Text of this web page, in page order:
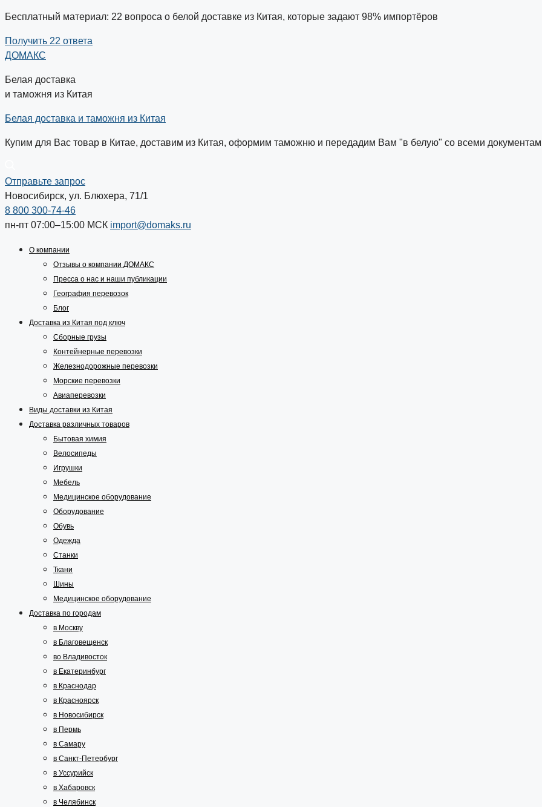
Бесплатный материал: 22 вопроса о белой доставке из Китая, которые задают 98% импортёров
Получить 22 ответа
ДОМАКС
Белая доставка
и таможня из Китая
Белая доставка и таможня из Китая
Купим для Вас товар в Китае, доставим из Китая, оформим таможню и передадим Вам "в белую" со всеми
Отправьте запрос
Новосибирск, ул. Блюхера, 71/1
8 800 300-74-46
пн-пт 07:00–15:00 МСК import@domaks.ru
О компании
Отзывы о компании ДОМАКС
Пресса о нас и наши публикации
География перевозок
Блог
Доставка из Китая под ключ
Сборные грузы
Контейнерные перевозки
Железнодорожные перевозки
Морские перевозки
Авиаперевозки
Виды доставки из Китая
Доставка различных товаров
Бытовая химия
Велосипеды
Игрушки
Мебель
Медицинское оборудование
Оборудование
Обувь
Одежда
Станки
Ткани
Шины
Медицинское оборудование
Доставка по городам
в Москву
в Благовещенск
во Владивосток
в Екатеринбург
в Краснодар
в Красноярск
в Новосибирск
в Пермь
в Самару
в Санкт-Петербург
в Уссурийск
в Хабаровск
в Челябинск